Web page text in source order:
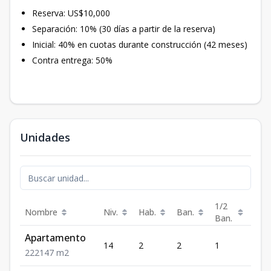
Reserva: US$10,000
Separación: 10% (30 días a partir de la reserva)
Inicial: 40% en cuotas durante construcción (42 meses)
Contra entrega: 50%
Unidades
Nombre Niv. Hab. Ban.
1/2
Ban.
Apartamento
222147 m2
14 2 2 1